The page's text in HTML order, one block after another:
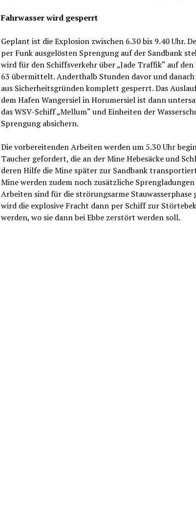
Fahrwasser wird gesperrt
Geplant ist die Explosion zwischen 6.30 bis 9.40 Uhr.
per Funk ausgelösten Sprengung auf der Sandbank
wird für den Schiffsverkehr über „Jade Traffik“ auf
63 übermittelt. Anderthalb Stunden davor und danach
aus Sicherheitsgründen komplett gesperrt. Das
dem Hafen Wangersiel in Horumersiel ist dann
das WSV-Schiff „Mellum“ und Einheiten der
Sprengung absichern.
Die vorbereitenden Arbeiten werden um 5.30 Uhr
Taucher gefordert, die an der Mine Hebesäcke und
deren Hilfe die Mine später zur Sandbank
Mine werden zudem noch zusätzliche Sprengladungen
Arbeiten sind für die strörungsarme Stauwasserphase
wird die explosive Fracht dann per Schiff zur
werden, wo sie dann bei Ebbe zerstört werden soll.